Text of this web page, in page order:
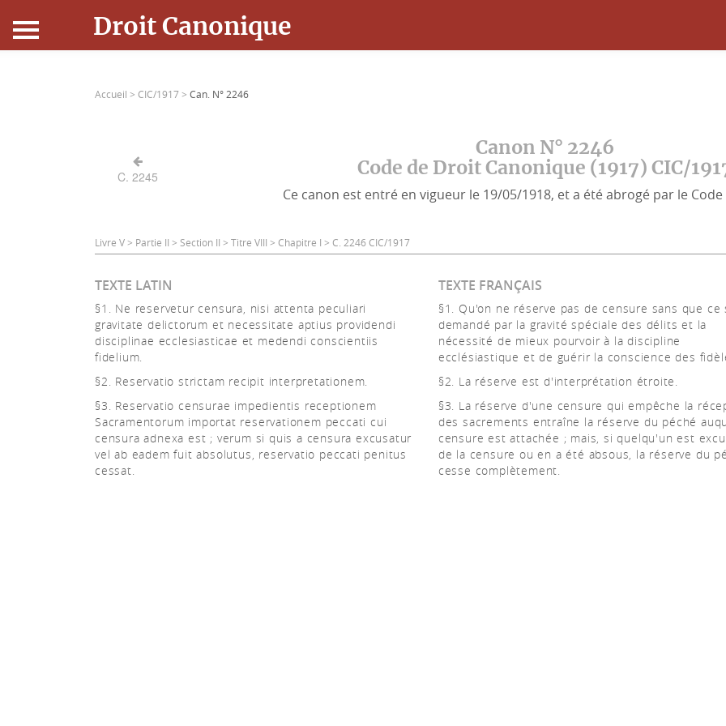
Droit Canonique
Connexion
Accueil > CIC/1917 > Can. N° 2246
C. 2245
Canon N° 2246
Code de Droit Canonique (1917) CIC/
Ce canon est entré en vigueur le 19/05/1918, et a été abrogé par le
Livre V > Partie II > Section II > Titre VIII > Chapitre I > C. 2246 CIC/1917
TEXTE LATIN TEXTE FRANÇAIS
§1. Ne reservetur censura, nisi attenta peculiari
gravitate delictorum et necessitate aptius providendi
disciplinae ecclesiasticae et medendi conscientiis
fidelium.
§1. Qu'on ne réserve pas de censure sans que ce
demandé par la gravité spéciale des délits et la
nécessité de mieux pourvoir à la discipline
ecclésiastique et de guérir la conscience des
§2. Reservatio strictam recipit interpretationem.
§2. La réserve est d'interprétation étroite.
§3. Reservatio censurae impedientis receptionem
Sacramentorum importat reservationem peccati cui
censura adnexa est ; verum si quis a censura excusatur
vel ab eadem fuit absolutus, reservatio peccati penitus
cessat.
§3. La réserve d'une censure qui empêche la
des sacrements entraîne la réserve du péché
censure est attachée ; mais, si quelqu'un est
de la censure ou en a été absous, la réserve du
cesse complètement.